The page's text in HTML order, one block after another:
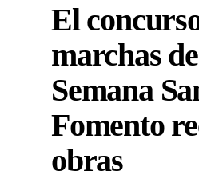
El
marchas de
Semana
Fomento
obras